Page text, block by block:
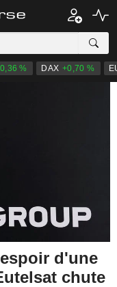
% DAX +0,70 %
d'une
chute